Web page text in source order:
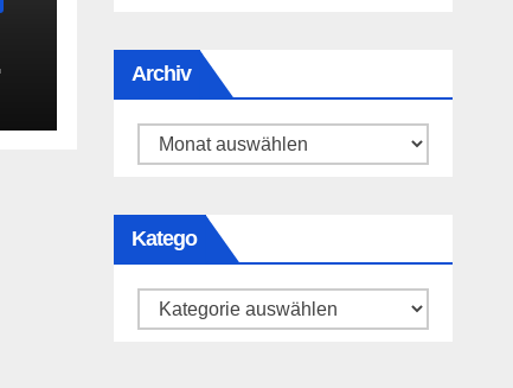
Archiv
Archiv
Katego
Katego